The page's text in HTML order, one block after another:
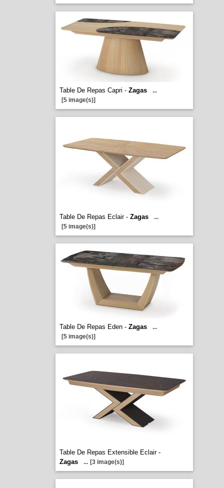
Table De Repas Capri - Zagas
...
[5 image(s)]
Table De Repas Eclair - Zagas
...
[5 image(s)]
Table De Repas Eden - Zagas
...
[5 image(s)]
Table De Repas Extensible Eclair -
Zagas
... [3 image(s)]